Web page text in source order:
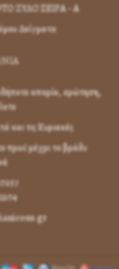
ΞΥΛΟ ΣΕΙΡΑ - Α
Δείγματα
απορία, ερώτηση,
και τις Κυριακές
πρωί μέχρι το βράδυ